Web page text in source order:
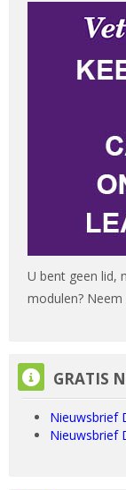
U bent geen lid,
modulen? Neem
GRATIS
GRATIS
Nieuwsbrief
Nieuwsbrief